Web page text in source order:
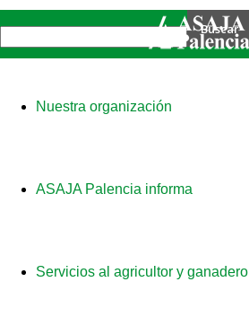
Nuestra organización
ASAJA Palencia informa
Servicios al agricultor y ganadero